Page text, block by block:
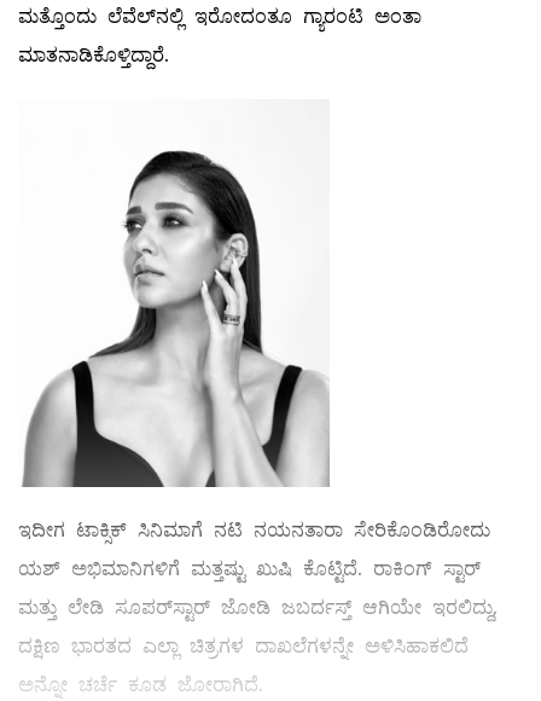
ಮತ್ತೊಂದು ಲೆವೆಲ್​ನಲ್ಲಿ ಇರೋದಂತೂ ಗ್ಯಾರಂಟಿ ಅಂತಾ
ಮಾತನಾಡಿಕೊಳ್ತಿದ್ದಾರೆ.
ಇದೀಗ ಟಾಕ್ಸಿಕ್ ಸಿನಿಮಾಗೆ ನಟಿ ನಯನತಾರಾ ಸೇರಿಕೊಂಡಿರೋದು
ಯಶ್ ಅಭಿಮಾನಿಗಳಿಗೆ ಮತ್ತಷ್ಟು ಖುಷಿ ಕೊಟ್ಟಿದೆ. ರಾಕಿಂಗ್ ಸ್ಟಾರ್
ಮತ್ತು ಲೇಡಿ ಸೂಪರ್​ಸ್ಟಾರ್ ಜೋಡಿ ಜಬರ್ದಸ್ತ್ ಆಗಿಯೇ ಇರಲಿದ್ದು,
ದಕ್ಷಿಣ ಭಾರತದ ಎಲ್ಲಾ ಚಿತ್ರಗಳ ದಾಖಲೆಗಳನ್ನೇ ಅಳಿಸಿಹಾಕಲಿದೆ
ಅನ್ನೋ ಚರ್ಚೆ ಕೂಡ ಜೋರಾಗಿದೆ.